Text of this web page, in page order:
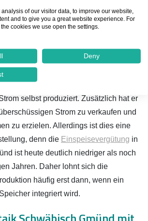
Anlage in Schwäbisch Gmünd
mehrere Vorteile mit sich bringt. Zum
zum Umweltschutz bei, zum anderen
von externen Stromanbietern,
selbst produziert. Zusätzlich hat er
Strom zu verkaufen und
zu erzielen. Allerdings ist dies eine
denn die Einspeisevergütung in
ist heute deutlich niedriger als noch
Jahren. Daher lohnt sich die
häufig erst dann, wenn ein
Speicher integriert wird.
of our visitor data, to improve our website,
and to give you a great website experience. For
cookies we use open the settings.
Deny